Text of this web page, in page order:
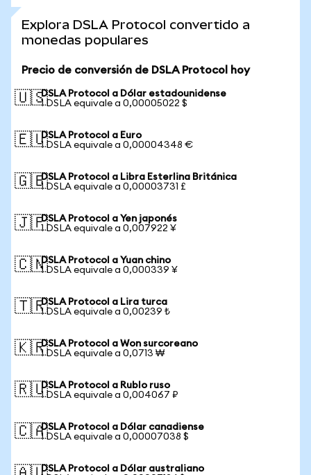
Explora DSLA Protocol convertido a
monedas populares
Precio de conversión de DSLA Protocol hoy
🇺🇸DSLA Protocol a Dólar estadounidense
1 DSLA equivale a 0,00005022 $
🇪🇺DSLA Protocol a Euro
1 DSLA equivale a 0,00004348 €
🇬🇧DSLA Protocol a Libra Esterlina Británica
1 DSLA equivale a 0,00003731 £
🇯🇵DSLA Protocol a Yen japonés
1 DSLA equivale a 0,007922 ¥
🇨🇳DSLA Protocol a Yuan chino
1 DSLA equivale a 0,000339 ¥
🇹🇷DSLA Protocol a Lira turca
1 DSLA equivale a 0,00239 ₺
🇰🇷DSLA Protocol a Won surcoreano
1 DSLA equivale a 0,0713 ₩
🇷🇺DSLA Protocol a Rublo ruso
1 DSLA equivale a 0,004067 ₽
🇨🇦DSLA Protocol a Dólar canadiense
1 DSLA equivale a 0,00007038 $
DSLA Protocol a Dólar australiano